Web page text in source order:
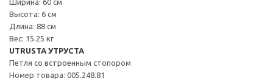
Высота: 6 см
Длина: 88 см
Вес: 15.25 кг
UTRUSTA УТРУСТА
Петля со встроенным стопором
Номер товара: 005.248.81